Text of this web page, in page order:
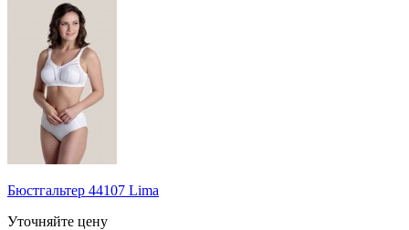
Бюстгальтер 44107 Lima
Уточняйте цену